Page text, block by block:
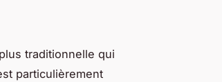
traditionnelle qui
particulièrement